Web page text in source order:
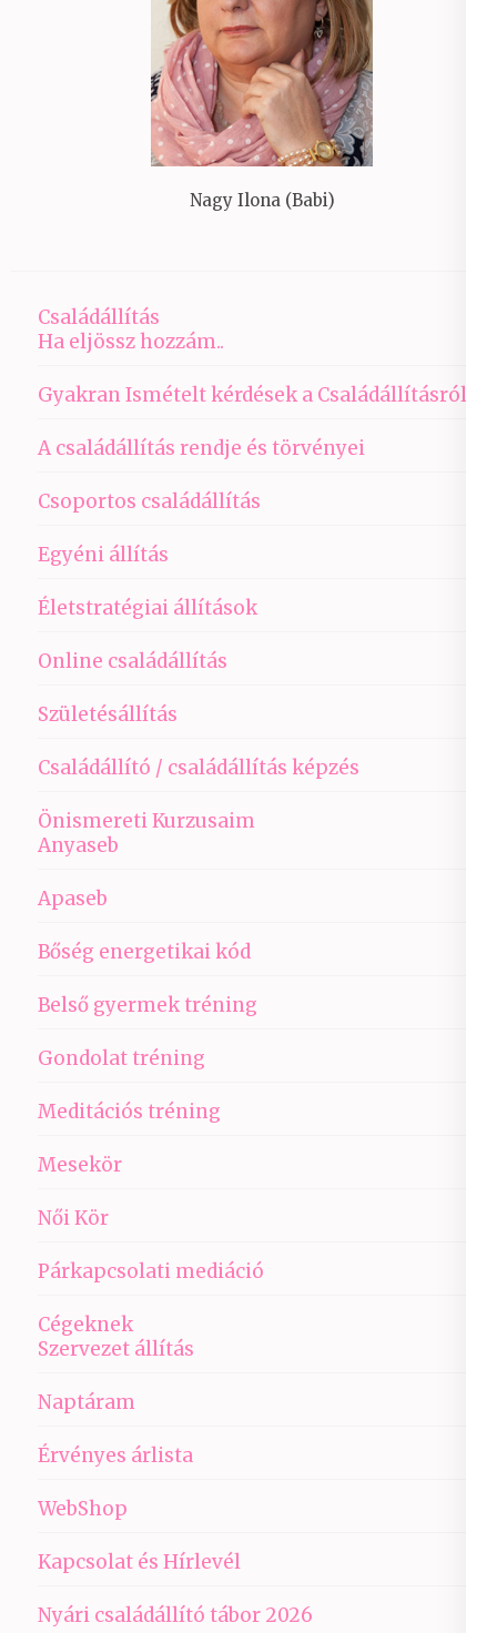
Nagy Ilona (Babi)
Családállítás
Ha eljössz hozzám..
Gyakran Ismételt kérdések a Családállításról
A családállítás rendje és törvényei
Csoportos családállítás
Egyéni állítás
Életstratégiai állítások
Online családállítás
Születésállítás
Családállító / családállítás képzés
Önismereti Kurzusaim
Anyaseb
Apaseb
Bőség energetikai kód
Belső gyermek tréning
Gondolat tréning
Meditációs tréning
Mesekör
Női Kör
Párkapcsolati mediáció
Cégeknek
Szervezet állítás
Naptáram
Érvényes árlista
WebShop
Kapcsolat és Hírlevél
Nyári családállító tábor 2026